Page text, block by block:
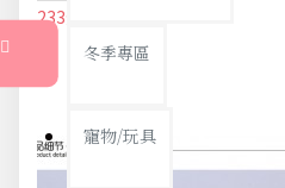
冬季專區
寵物/玩具
233元